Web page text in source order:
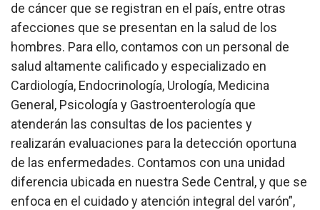
de cáncer que se registran en el país, entre otras
afecciones que se presentan en la salud de los
hombres. Para ello, contamos con un personal de
salud altamente calificado y especializado en
Cardiología, Endocrinología, Urología, Medicina
General, Psicología y Gastroenterología que
atenderán las consultas de los pacientes y
realizarán evaluaciones para la detección oportuna
de las enfermedades. Contamos con una unidad
diferencia ubicada en nuestra Sede Central, y que se
enfoca en el cuidado y atención integral del varón”,